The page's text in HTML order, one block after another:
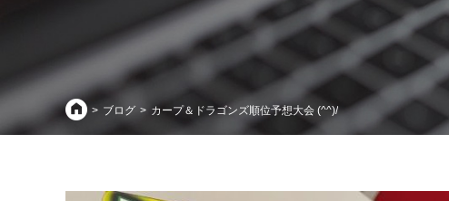
ブログ カープ＆ドラゴンズ順位予想大会 (^^)/